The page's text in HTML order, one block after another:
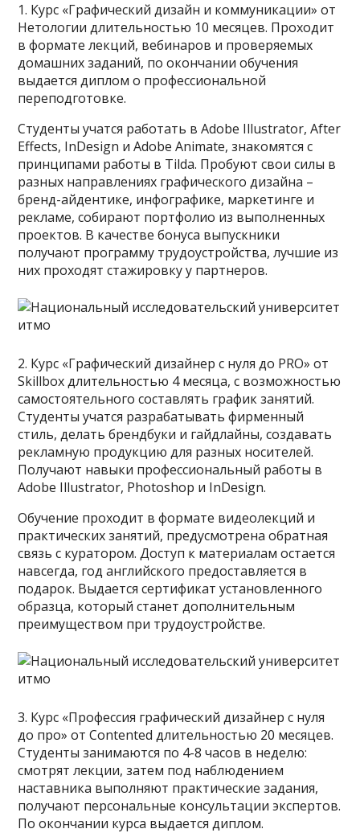
1. Курс «Графический дизайн и коммуникации» от
Нетологии длительностью 10 месяцев. Проходит
в формате лекций, вебинаров и проверяемых
домашних заданий, по окончании обучения
выдается диплом о профессиональной
переподготовке.
Студенты учатся работать в Adobe Illustrator, After
Effects, InDesign и Adobe Animate, знакомятся с
принципами работы в Tilda. Пробуют свои силы в
разных направлениях графического дизайна –
бренд-айдентике, инфографике, маркетинге и
рекламе, собирают портфолио из выполненных
проектов. В качестве бонуса выпускники
получают программу трудоустройства, лучшие из
них проходят стажировку у партнеров.
2. Курс «Графический дизайнер с нуля до PRO» от
Skillbox длительностью 4 месяца, с возможностью
самостоятельного составлять график занятий.
Студенты учатся разрабатывать фирменный
стиль, делать брендбуки и гайдлайны, создавать
рекламную продукцию для разных носителей.
Получают навыки профессиональный работы в
Adobe Illustrator, Photoshop и InDesign.
Обучение проходит в формате видеолекций и
практических занятий, предусмотрена обратная
связь с куратором. Доступ к материалам остается
навсегда, год английского предоставляется в
подарок. Выдается сертификат установленного
образца, который станет дополнительным
преимуществом при трудоустройстве.
3. Курс «Профессия графический дизайнер с нуля
до про» от Contented длительностью 20 месяцев.
Студенты занимаются по 4-8 часов в неделю:
смотрят лекции, затем под наблюдением
наставника выполняют практические задания,
получают персональные консультации экспертов.
По окончании курса выдается диплом.